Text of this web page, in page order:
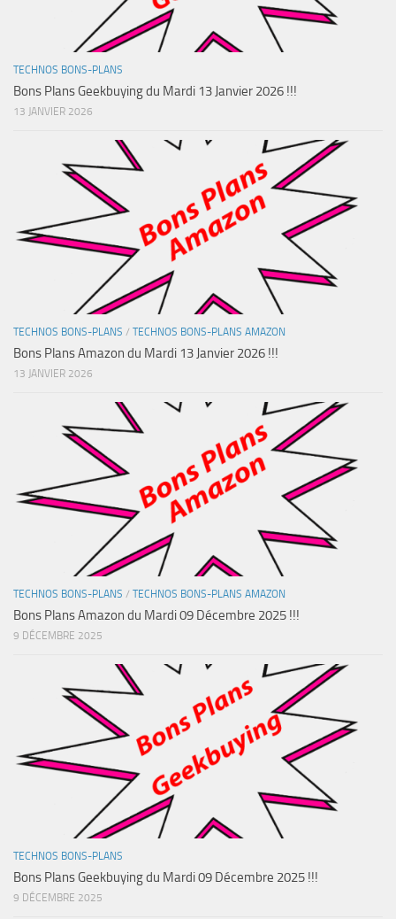
TECHNOS BONS-PLANS
Bons Plans Geekbuying du Mardi 13 Janvier 2026 !!!
13 JANVIER 2026
TECHNOS BONS-PLANS / TECHNOS BONS-PLANS AMAZON
Bons Plans Amazon du Mardi 13 Janvier 2026 !!!
13 JANVIER 2026
TECHNOS BONS-PLANS / TECHNOS BONS-PLANS AMAZON
Bons Plans Amazon du Mardi 09 Décembre 2025 !!!
9 DÉCEMBRE 2025
TECHNOS BONS-PLANS
Bons Plans Geekbuying du Mardi 09 Décembre 2025 !!!
9 DÉCEMBRE 2025